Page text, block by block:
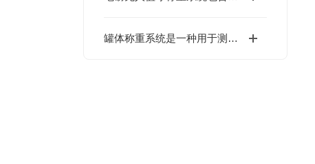
罐体称重系统是一种用于测量和监控罐体重量的技术